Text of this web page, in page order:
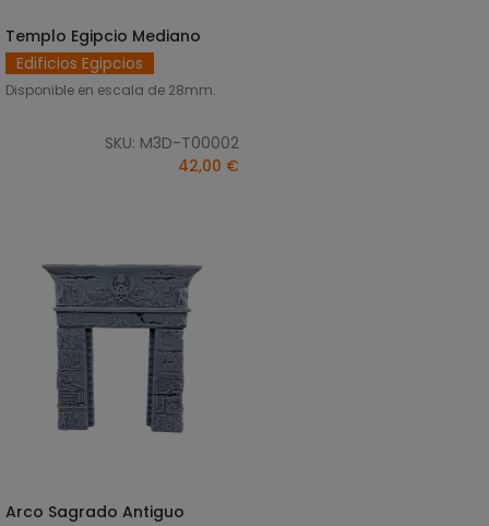
AÑADIR AL CARRITO
Templo Egipcio Mediano
Edificios Egipcios
Disponible en escala de 28mm.
SKU: M3D-T00002
42,00 €
AÑADIR AL CARRITO
Arco Sagrado Antiguo